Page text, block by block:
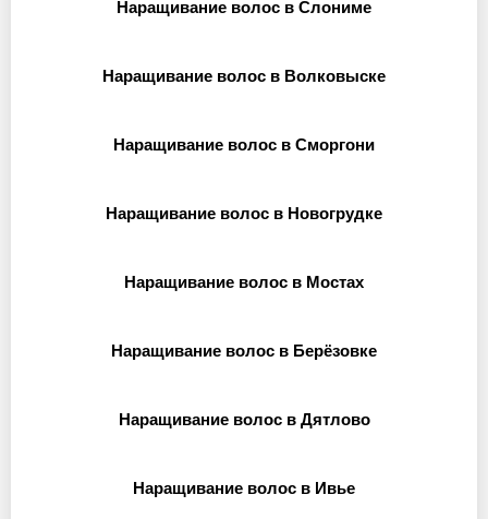
Наращивание волос в Слониме
Наращивание волос в Волковыске
Наращивание волос в Сморгони
Наращивание волос в Новогрудке
Наращивание волос в Мостах
Наращивание волос в Берёзовке
Наращивание волос в Дятлово
Наращивание волос в Ивье